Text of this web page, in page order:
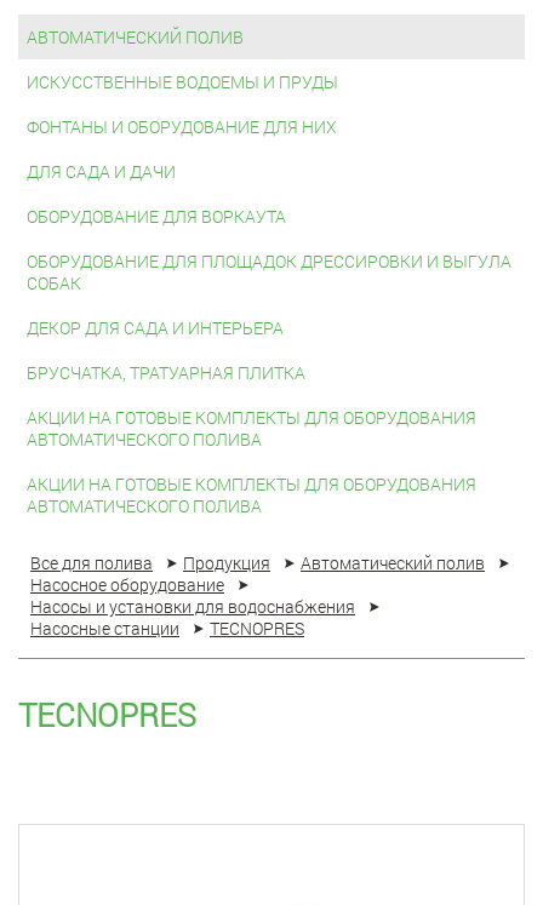
АВТОМАТИЧЕСКИЙ ПОЛИВ
ИСКУССТВЕННЫЕ ВОДОЕМЫ И ПРУДЫ
ФОНТАНЫ И ОБОРУДОВАНИЕ ДЛЯ НИХ
ДЛЯ САДА И ДАЧИ
ОБОРУДОВАНИЕ ДЛЯ ВОРКАУТА
ОБОРУДОВАНИЕ ДЛЯ ПЛОЩАДОК ДРЕССИРОВКИ И ВЫГУЛА
СОБАК
ДЕКОР ДЛЯ САДА И ИНТЕРЬЕРА
БРУСЧАТКА, ТРАТУАРНАЯ ПЛИТКА
АКЦИИ НА ГОТОВЫЕ КОМПЛЕКТЫ ДЛЯ ОБОРУДОВАНИЯ
АВТОМАТИЧЕСКОГО ПОЛИВА
АКЦИИ НА ГОТОВЫЕ КОМПЛЕКТЫ ДЛЯ ОБОРУДОВАНИЯ
АВТОМАТИЧЕСКОГО ПОЛИВА
Все для полива Продукция
Автоматический полив
Насосное оборудование
Насосы и установки для водоснабжения
Насосные станции
TECNOPRES
TECNOPRES